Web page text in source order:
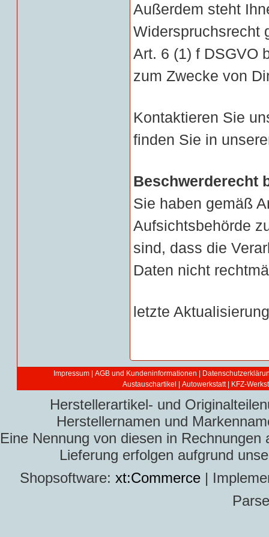
Außerdem steht
Widerspruchsrecht
Art. 6 (1) f DSGVO
zum Zwecke von
Kontaktieren Sie
finden Sie in
Beschwerderecht
Sie haben gemäß
Aufsichtsbehörde
sind, dass die
Daten nicht
letzte
Impressum AGB und Kundeninformationen
Austauschartikel
Autowerkstatt | KFZ-
Herstellerartikel- und
Herstellernamen und
Eine Nennung von diesen in
Lieferung erfolgen aufgrund
Shopsoftware: xt:Commerce |